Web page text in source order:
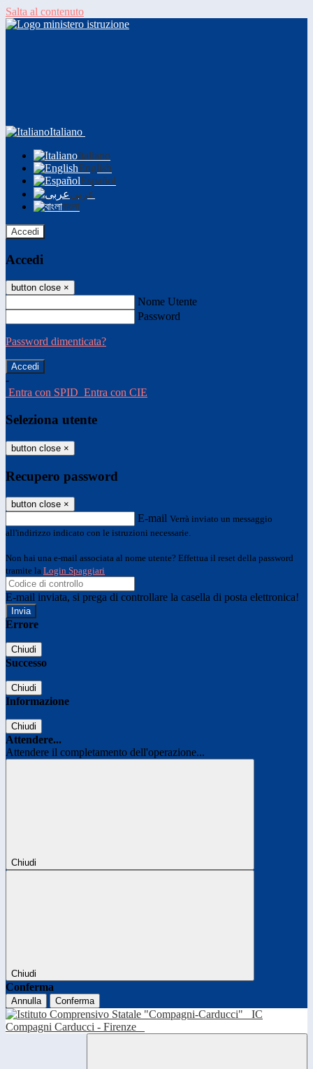
Salta al contenuto
Italiano
Italiano
English
Español
عربى
বাংলা
Accedi
Accedi
button close ×
Nome Utente
Password
Password dimenticata?
-
Entra con SPID Entra con CIE
Seleziona utente
button close ×
Recupero password
button close ×
E-mail Verrà inviato un messaggio
all'indirizzo indicato con le istruzioni necessarie.
Non hai una e-mail associata al nome utente? Effettua il reset della password
tramite la Login Spaggiari
E-mail inviata, si prega di controllare la casella di posta elettronica!
Errore
Chiudi
Successo
Chiudi
Informazione
Chiudi
Attendere...
Attendere il completamento dell'operazione...
Chiudi
Chiudi
Conferma
Annulla Conferma
IC
Compagni Carducci - Firenze